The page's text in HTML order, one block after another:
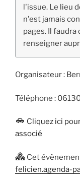
l'issue. Le lieu
n'est jamais
pages. Il faudra
renseigner
Organisateur :
Téléphone :
Cliquez ici
associé
Cet
felicien.agenda-